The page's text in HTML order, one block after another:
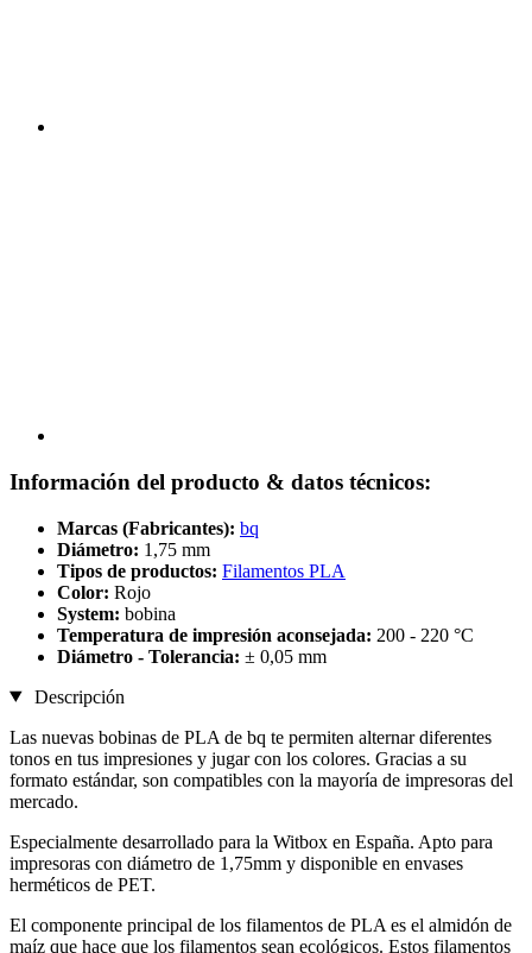
Información del producto & datos técnicos:
Marcas (Fabricantes): bq
Diámetro: 1,75 mm
Tipos de productos: Filamentos PLA
Color: Rojo
System: bobina
Temperatura de impresión aconsejada: 200 - 220 °C
Diámetro - Tolerancia: ± 0,05 mm
Descripción
Las nuevas bobinas de PLA de bq te permiten alternar diferentes
tonos en tus impresiones y jugar con los colores. Gracias a su
formato estándar, son compatibles con la mayoría de impresoras del
mercado.
Especialmente desarrollado para la Witbox en España. Apto para
impresoras con diámetro de 1,75mm y disponible en envases
herméticos de PET.
El componente principal de los filamentos de PLA es el almidón de
maíz que hace que los filamentos sean ecológicos. Estos filamentos